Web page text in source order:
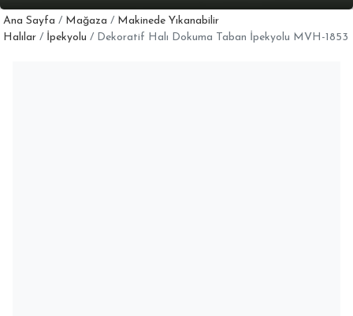
Ana Sayfa / Mağaza / Makinede Yıkanabilir
Halılar / İpekyolu / Dekoratif Halı Dokuma Taban İpekyolu MVH-1853